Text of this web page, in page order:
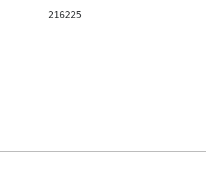
216225